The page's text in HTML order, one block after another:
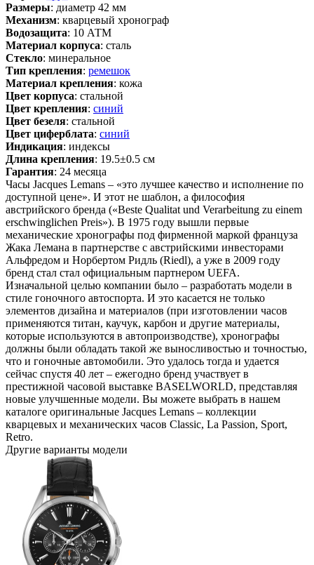
Размеры: диаметр 42 мм
Механизм: кварцевый хронограф
Водозащита: 10 АТМ
Материал корпуса: сталь
Стекло: минеральное
Тип крепления: ремешок
Материал крепления: кожа
Цвет корпуса: стальной
Цвет крепления: синий
Цвет безеля: стальной
Цвет циферблата: синий
Индикация: индексы
Длина крепления: 19.5±0.5 см
Гарантия: 24 месяца
Часы Jacques Lemans – «это лучшее качество и исполнение по
доступной цене». И этот не шаблон, а философия
австрийского бренда («Beste Qualitat und Verarbeitung zu einem
erschwinglichen Preis»). В 1975 году вышли первые
механические хронографы под фирменной маркой француза
Жака Лемана в партнерстве с австрийскими инвесторами
Альфредом и Норбертом Ридль (Riedl), а уже в 2009 году
бренд стал стал официальным партнером UEFA.
Изначальной целью компании было – разработать модели в
стиле гоночного автоспорта. И это касается не только
элементов дизайна и материалов (при изготовлении часов
применяются титан, каучук, карбон и другие материалы,
которые используются в автопроизводстве), хронографы
должны были обладать такой же выносливостью и точностью,
что и гоночные автомобили. Это удалось тогда и удается
сейчас спустя 40 лет – ежегодно бренд участвует в
престижной часовой выставке BASELWORLD, представляя
новые улучшенные модели. Вы можете выбрать в нашем
каталоге оригинальные Jacques Lemans – коллекции
кварцевых и механических часов Classic, La Passion, Sport,
Retro.
Другие варианты модели